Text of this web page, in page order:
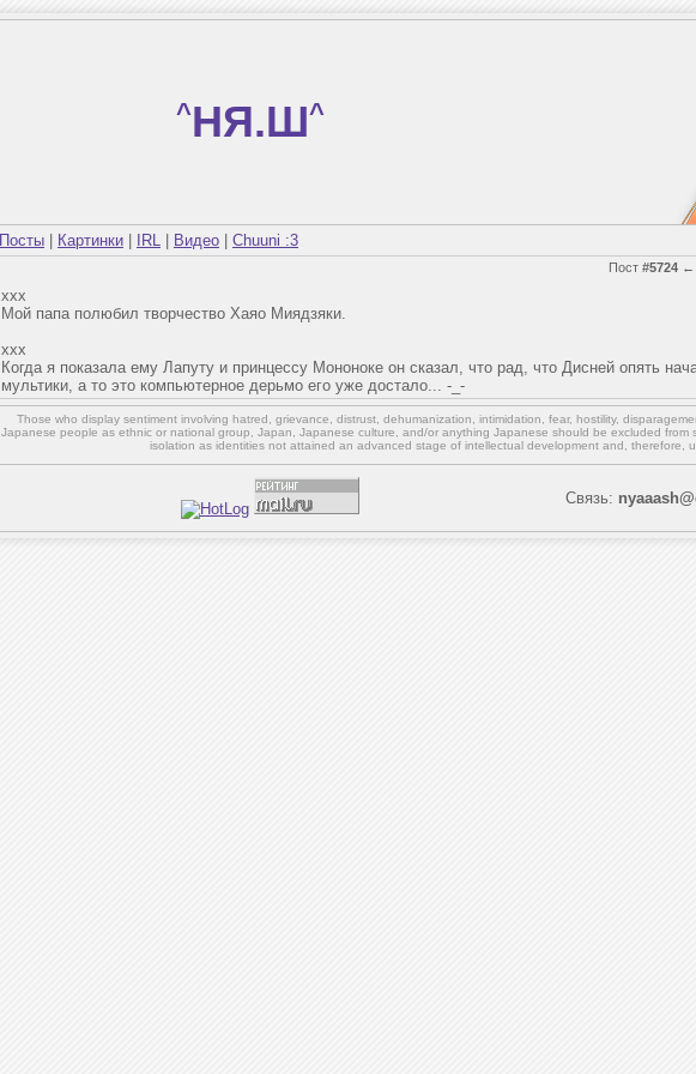
^НЯ.Ш^
Посты Картинки IRL Видео Chuuni :3
Пост #5724 ←
xxx
Мой папа полюбил творчество Хаяо Миядзяки.
xxx
Когда я показала ему Лапуту и принцессу Мононоке он сказал, что рад, что Дисней опять
мультики, а то это компьютерное дерьмо его уже достало... -_-
Those who display sentiment involving hatred, grievance, distrust, dehumanization, intimidation, fear, hostility,
Japanese people as ethnic or national group, Japan, Japanese culture, and/oranything Japanese should be excluded from
isolation as identities not attained an advanced stage of intellectual development and, therefore,
Связь: